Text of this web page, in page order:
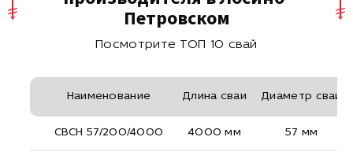
Петровском
Посмотрите ТОП 10 свай
Наименование Длина сваи Диаметр сваи
СВСН 57/200/4000 4000 мм 57 мм